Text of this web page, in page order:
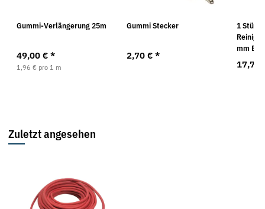
Gummi-Verlängerung 25m
49,00 € *
1,96 € pro 1 m
Gummi Stecker
2,70 € *
1 Stück
mm
17,75
Zuletzt angesehen